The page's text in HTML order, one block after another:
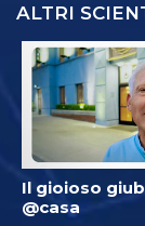
ALTRI
Il gioioso
@casa